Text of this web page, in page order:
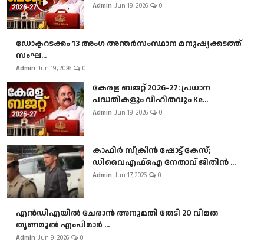
Admin Jun 19, 2026 0
ഡോക്ടറടക്കം 13 അംഗ അന്തർസംസ്ഥാന മനുഷ്യക്കടത്ത്
സംഘ...
Admin Jun 19, 2026 0
കേരള ബജറ്റ് 2026-27: പ്രധാന
പദ്ധതികളും വിഹിതവും Ke...
Admin Jun 19, 2026 0
കാഫിർ സ്‌ക്രീൻ ഷോട്ട് കേസ്;
ഡിവൈഎഫ്ഐ നേതാവ് ജിതിൻ ...
Admin Jun 17, 2026 0
എൻഡിഎയിൽ ചേരാൻ അനുമതി തേടി 20 വിമത
തൃണമൂൽ എംപിമാർ ...
Admin Jun 9, 2026 0